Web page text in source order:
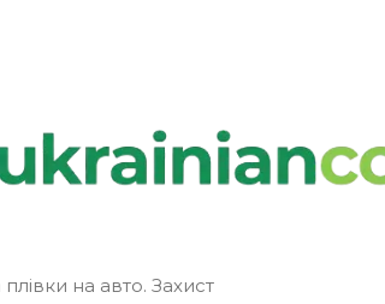
на авто. Захист